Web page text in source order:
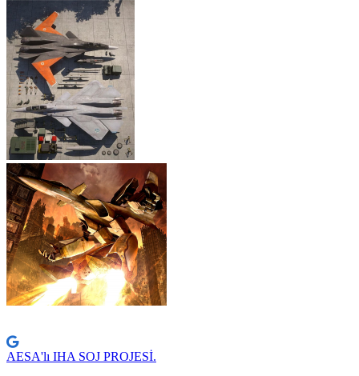
AESA'lı IHA SOJ PROJESİ.